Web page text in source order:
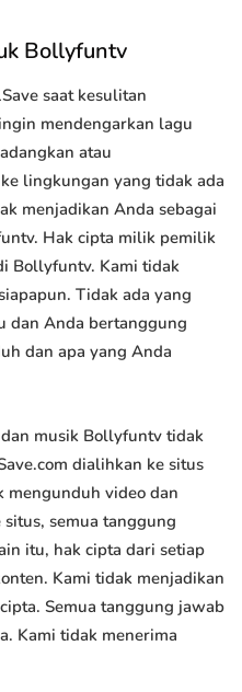
Bollyfuntv
saat kesulitan
mendengarkan lagu
atau
lingkungan yang tidak ada
menjadikan Anda sebagai
Hak cipta milik pemilik
Bollyfuntv. Kami tidak
Tidak ada yang
dan Anda bertanggung
dan apa yang Anda
musik Bollyfuntv tidak
dialihkan ke situs
mengunduh video dan
semua tanggung
itu, hak cipta dari setiap
Kami tidak menjadikan
Semua tanggung jawab
Kami tidak menerima